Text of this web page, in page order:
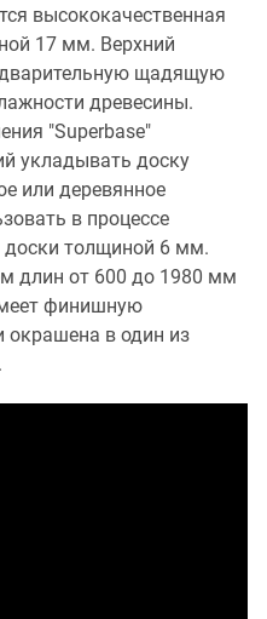
высококачественная
17 мм. Верхний
щадящую
древесины.
"Superbase"
укладывать доску
или деревянное
в процессе
доски толщиной 6 мм.
длин от 600 до 1980 мм
финишную
окрашена в один из